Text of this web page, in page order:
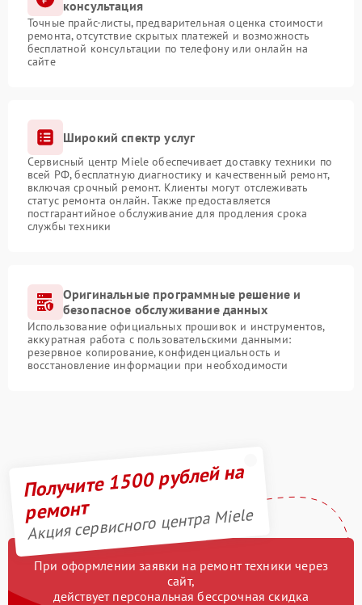
консультация
Точные прайс-листы, предварительная оценка стоимости
ремонта, отсутствие скрытых платежей и возможность
бесплатной консультации по телефону или онлайн на
сайте
Широкий спектр услуг
Сервисный центр Miele обеспечивает доставку техники по
всей РФ, бесплатную диагностику и качественный ремонт,
включая срочный ремонт. Клиенты могут отслеживать
статус ремонта онлайн. Также предоставляется
постгарантийное обслуживание для продления срока
службы техники
Оригинальные программные решение и
безопасное обслуживание данных
Использование официальных прошивок и инструментов,
аккуратная работа с пользовательскими данными:
резервное копирование, конфиденциальность и
восстановление информации при необходимости
Получите 1500 рублей на
ремонт
Акция сервисного центра Miele
При оформлении заявки на ремонт техники через
сайт,
действует персональная бессрочная скидка